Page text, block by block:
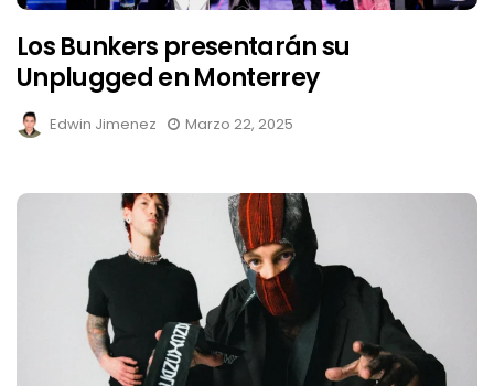
Los Bunkers presentarán su
Unplugged en Monterrey
Edwin Jimenez Marzo 22, 2025